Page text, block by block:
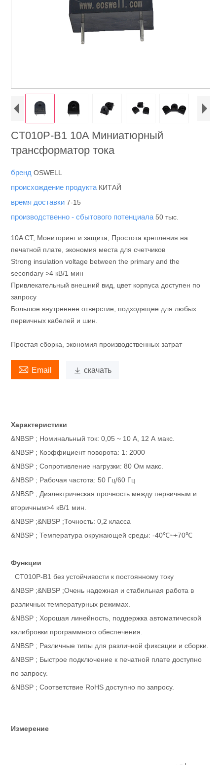
CT010P-B1 10A Миниатюрный
трансформатор тока
брендOSWELL
происхождение продукта КИТАЙ
время доставки7-15
производственно - сбытового потенциала50 тыс.
10A CT, Мониторинг и защита, Простота крепления на
печатной плате, экономия места для счетчиков
Strong insulation voltage between the primary and the
secondary >4 кВ/1 мин
Привлекательный внешний вид, цвет корпуса доступен по
запросу
Большое внутреннее отверстие, подходящее для любых
первичных кабелей и шин.
Простая сборка, экономия производственных затрат
 Email  скачать
Характеристики
&NBSP ; Номинальный ток: 0,05 ~ 10 А, 12 А макс.
&NBSP ; Коэффициент поворота: 1: 2000
&NBSP ; Сопротивление нагрузки: 80 Ом макс.
&NBSP ; Рабочая частота: 50 Гц/60 Гц
&NBSP ; Диэлектрическая прочность между первичным и
вторичным>4 кВ/1 мин.
&NBSP ;&NBSP ;Точность: 0,2 класса
&NBSP ; Температура окружающей среды: -40℃~+70℃
Функции
CT010P-B1 без устойчивости к постоянному току
&NBSP ;&NBSP ;Очень надежная и стабильная работа в
различных температурных режимах.
&NBSP ; Хорошая линейность, поддержка автоматической
калибровки программного обеспечения.
&NBSP ; Различные типы для различной фиксации и сборки.
&NBSP ; Быстрое подключение к печатной плате доступно
по запросу.
&NBSP ; Соответствие RoHS доступно по запросу.
Измерение